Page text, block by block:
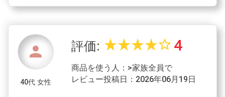
person
40代 女性
評価: star_ratestar_ratestar_ratestar_ratestar_border 4
商品を使う人：>家族全員で
レビュー投稿日：2026年06月19日